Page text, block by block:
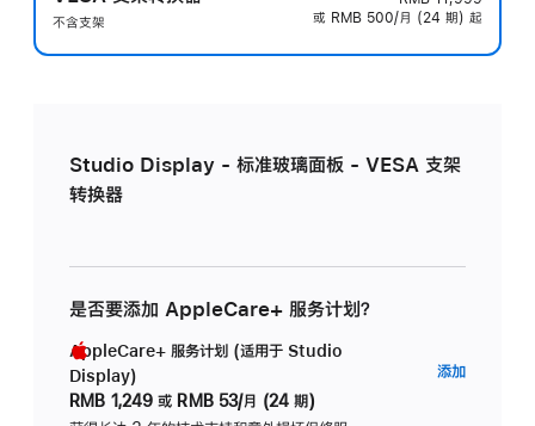
不含支架
或 RMB 500/月 (24 期) 起
Studio Display - 标准玻璃面板 - VESA 支架
转换器
是否要添加 AppleCare+ 服务计划？
AppleCare+ 服务计划 (适用于 Studio
Display)
RMB 1,249 或 RMB 53/月 (24 期)
添加